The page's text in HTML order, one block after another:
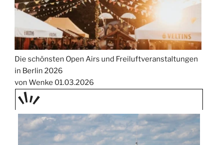
Die schönsten Open Airs und Freiluftveranstaltungen
in Berlin 2026
von Wenke 01.03.2026
TAGE
STIPP